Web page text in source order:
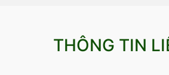
THÔNG TIN